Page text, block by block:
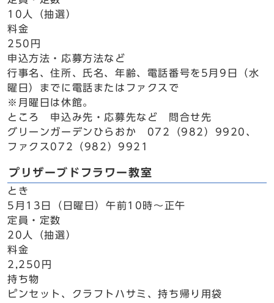
10人（抽選）
料金
250円
申込方法・応募方法など
行事名、住所、氏名、年齢、電話番号を5月9日（水
曜日）までに電話またはファクスで
※月曜日は休館。
ところ 申込み先・応募先など 問合せ先
グリーンガーデンひらおか 072（982）9920、
ファクス072（982）9921
プリザーブドフラワー教室
とき
5月13日（日曜日）午前10時～正午
定員・定数
20人（抽選）
料金
2,250円
持ち物
ピンセット、クラフトハサミ、持ち帰り用袋